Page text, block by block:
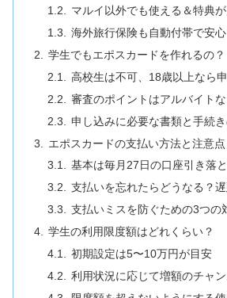
マルイ以外でも使える＆特典
海外旅行保険も自動付帯で安心
学生でもエポスカードを作れるの？
高校生は不可、18歳以上なら
審査のポイントはアルバイト
申し込みに必要な書類と手続
エポスカードの支払い方法と注意点
基本は毎月27日の口座引き落
支払いを忘れたらどうなる？
支払いミスを防ぐための3つの
学生の利用限度額はどれくらい？
初期設定は5〜10万円が目安
利用状況に応じて増額のチャ